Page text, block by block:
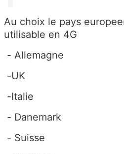
Au choix le pays
utilisable en 4G
- Allemagne
-UK
-Italie
- Danemark
- Suisse